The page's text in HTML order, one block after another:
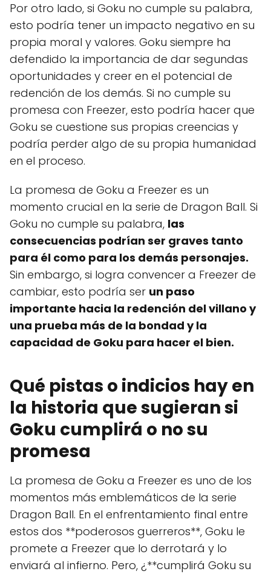
Por otro lado, si Goku no cumple su palabra,
esto podría tener un impacto negativo en su
propia moral y valores. Goku siempre ha
defendido la importancia de dar segundas
oportunidades y creer en el potencial de
redención de los demás. Si no cumple su
promesa con Freezer, esto podría hacer que
Goku se cuestione sus propias creencias y
podría perder algo de su propia humanidad
en el proceso.
La promesa de Goku a Freezer es un
momento crucial en la serie de Dragon Ball. Si
Goku no cumple su palabra, las
consecuencias podrían ser graves tanto
para él como para los demás personajes.
Sin embargo, si logra convencer a Freezer de
cambiar, esto podría ser un paso
importante hacia la redención del villano y
una prueba más de la bondad y la
capacidad de Goku para hacer el bien.
Qué pistas o indicios hay en
la historia que sugieran si
Goku cumplirá o no su
promesa
La promesa de Goku a Freezer es uno de los
momentos más emblemáticos de la serie
Dragon Ball. En el enfrentamiento final entre
estos dos **poderosos guerreros**, Goku le
promete a Freezer que lo derrotará y lo
enviará al infierno. Pero, ¿**cumplirá Goku su